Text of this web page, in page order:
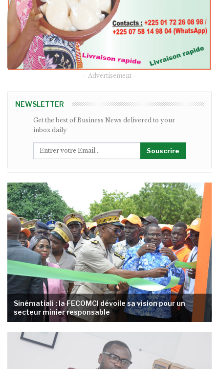
- Advertisement -
NEWSLETTER
Get the best of Business News delivered to your
inbox daily
Souscrire
Sinématiali : la FECOMCI dévoile sa vision pour un
secteur minier responsable